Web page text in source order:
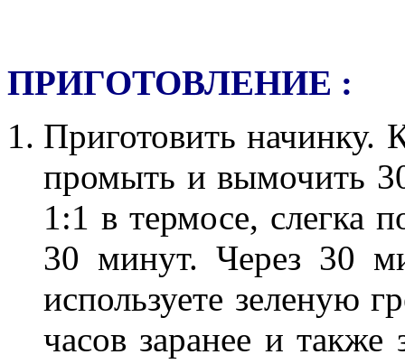
ПРИГОТОВЛЕНИЕ :
Приготовить начинку.
промыть и вымочить
1:1 в термосе, слегка
30 минут. Через 30
используете зеленую
часов заранее и